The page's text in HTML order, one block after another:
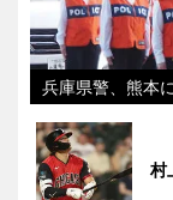
兵庫県警、熊本
村